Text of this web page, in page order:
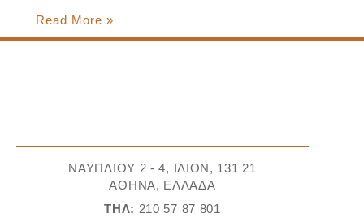
Read More »
ΝΑΥΠΛΙΟΥ 2 - 4, ΙΛΙΟΝ, 131 21
ΑΘΗΝΑ, ΕΛΛΑΔΑ
ΤΗΛ: 210 57 87 801